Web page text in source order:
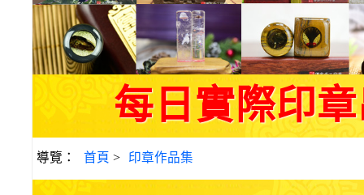
每日實際印
導覽： 首頁 > 印章作品集